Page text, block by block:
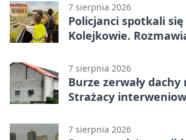
7 sierpnia 2026
Policjanci spotkali
Kolejkowie.
7 sierpnia 2026
Burze zerwały dachy
Strażacy
7 sierpnia 2026